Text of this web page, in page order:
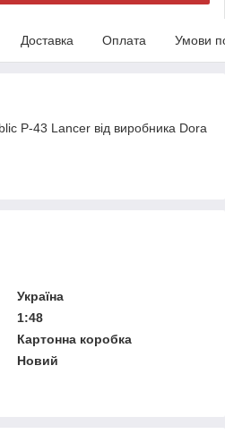
Доставка Оплата Умови
P-43 Lancer від виробника Dora
Україна
1:48
Картонна коробка
Новий